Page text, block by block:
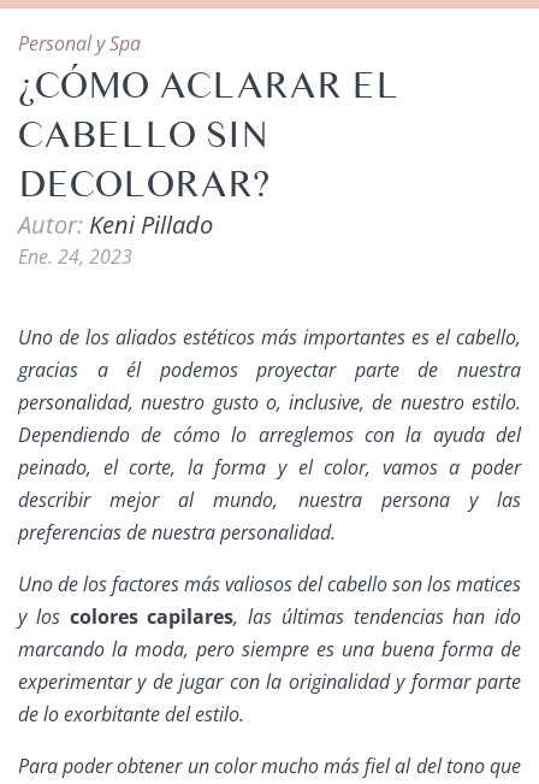
Personal y Spa
¿CÓMO ACLARAR EL
CABELLO SIN
DECOLORAR?
Autor: Keni Pillado
Ene. 24, 2023
Uno de los aliados estéticos más importantes es el cabello,
gracias a él podemos proyectar parte de nuestra
personalidad, nuestro gusto o, inclusive, de nuestro estilo.
Dependiendo de cómo lo arreglemos con la ayuda del
peinado, el corte, la forma y el color, vamos a poder
describir mejor al mundo, nuestra persona y las
preferencias de nuestra personalidad.
Uno de los factores más valiosos del cabello son los matices
y loscolores capilares, las últimas tendencias han ido
marcando la moda, pero siempre es una buena forma de
experimentar y de jugar con la originalidad y formar parte
de lo exorbitante del estilo.
Para poder obtener un color mucho más fiel al del tono que